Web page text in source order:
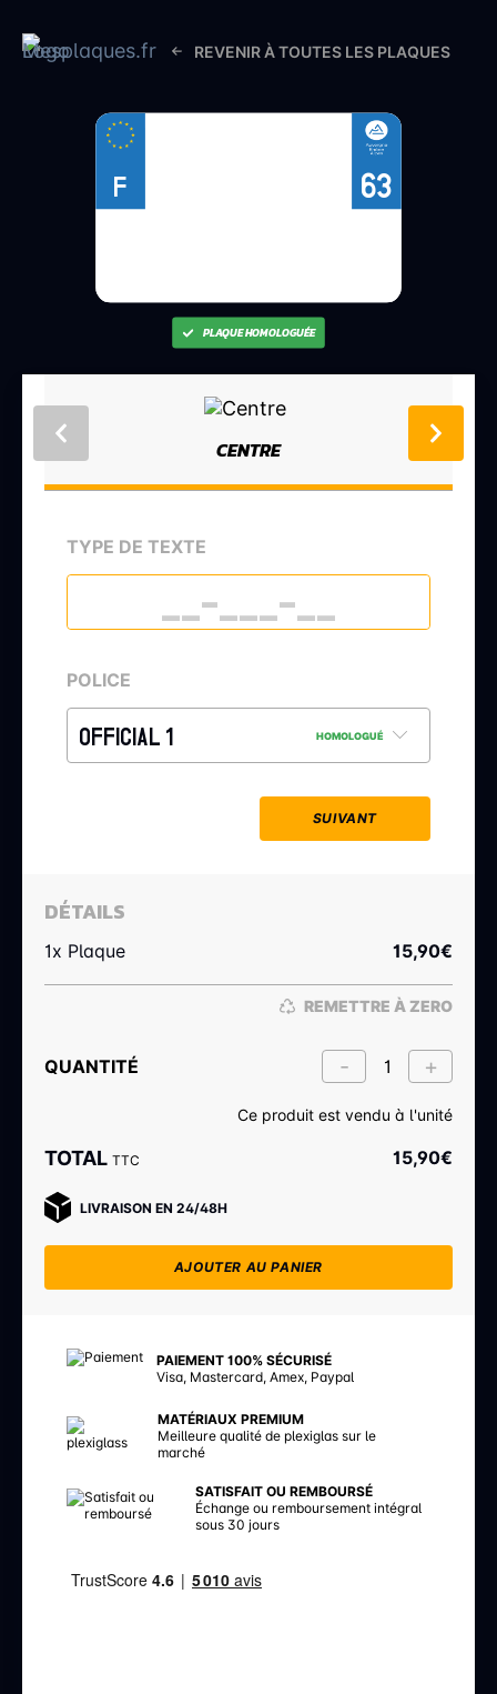
REVENIR À TOUTES LES PLAQUES
F 63
PLAQUE HOMOLOGUÉE
CENTRE
TYPE DE TEXTE
POLICE
OFFICIAL 1 HOMOLOGUÉ
SUIVANT
DÉTAILS
1x Plaque 15,90€
REMETTRE À ZERO
QUANTITÉ
Ce produit est vendu à l'unité
TOTAL TTC 15,90€
LIVRAISON EN 24/48H
AJOUTER AU PANIER
PAIEMENT 100% SÉCURISÉ
Visa, Mastercard, Amex, Paypal
MATÉRIAUX PREMIUM
Meilleure qualité de plexiglas sur le
marché
SATISFAIT OU REMBOURSÉ
Échange ou remboursement intégral
sous 30 jours